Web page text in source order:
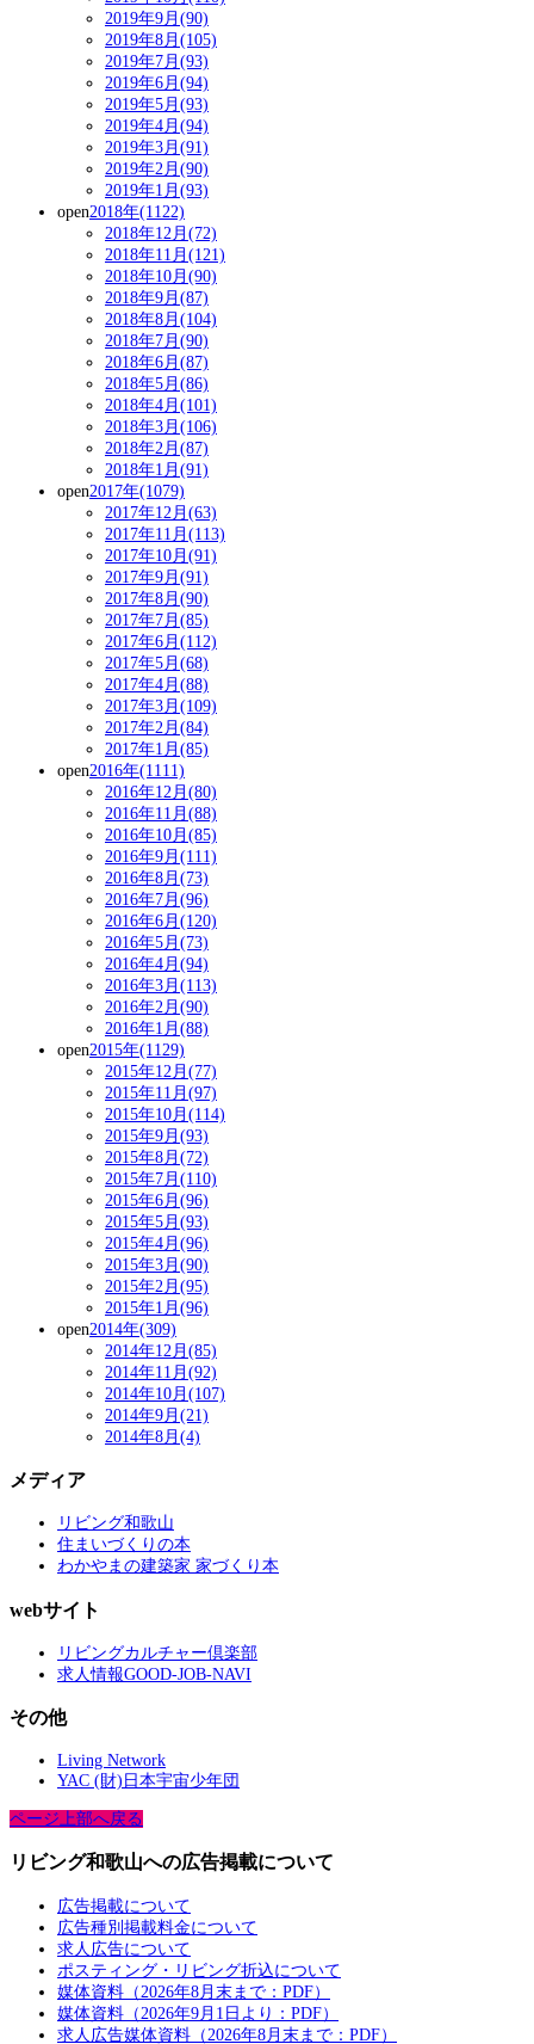
2019年9月(90)
2019年8月(105)
2019年7月(93)
2019年6月(94)
2019年5月(93)
2019年4月(94)
2019年3月(91)
2019年2月(90)
2019年1月(93)
open2018年(1122)
2018年12月(72)
2018年11月(121)
2018年10月(90)
2018年9月(87)
2018年8月(104)
2018年7月(90)
2018年6月(87)
2018年5月(86)
2018年4月(101)
2018年3月(106)
2018年2月(87)
2018年1月(91)
open2017年(1079)
2017年12月(63)
2017年11月(113)
2017年10月(91)
2017年9月(91)
2017年8月(90)
2017年7月(85)
2017年6月(112)
2017年5月(68)
2017年4月(88)
2017年3月(109)
2017年2月(84)
2017年1月(85)
open2016年(1111)
2016年12月(80)
2016年11月(88)
2016年10月(85)
2016年9月(111)
2016年8月(73)
2016年7月(96)
2016年6月(120)
2016年5月(73)
2016年4月(94)
2016年3月(113)
2016年2月(90)
2016年1月(88)
open2015年(1129)
2015年12月(77)
2015年11月(97)
2015年10月(114)
2015年9月(93)
2015年8月(72)
2015年7月(110)
2015年6月(96)
2015年5月(93)
2015年4月(96)
2015年3月(90)
2015年2月(95)
2015年1月(96)
open2014年(309)
2014年12月(85)
2014年11月(92)
2014年10月(107)
2014年9月(21)
2014年8月(4)
メディア
リビング和歌山
住まいづくりの本
わかやまの建築家 家づくり本
webサイト
リビングカルチャー倶楽部
求人情報GOOD-JOB-NAVI
その他
Living Network
YAC (財)日本宇宙少年団
ページ上部へ戻る
リビング和歌山への広告掲載について
広告掲載について
広告種別掲載料金について
求人広告について
ポスティング・リビング折込について
媒体資料（2026年8月末まで：PDF）
媒体資料（2026年9月1日より：PDF）
求人広告媒体資料（2026年8月末まで：PDF）